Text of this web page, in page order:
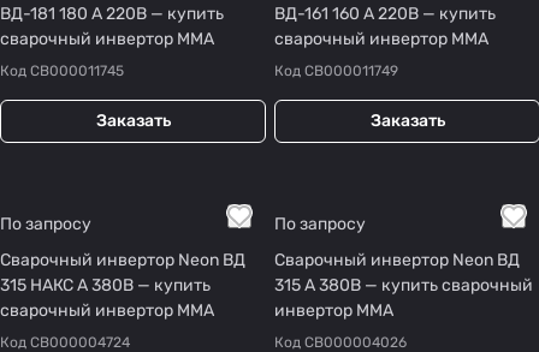
ВД-181 180 А 220В — купить
сварочный инвертор MMA
Код СВ000011745
Заказать
ВД-161 160 А 220В — купить
сварочный инвертор MMA
Код СВ000011749
Заказать
По запросу
Сварочный инвертор Neon ВД
315 НАКС А 380В — купить
сварочный инвертор MMA
Код СВ000004724
По запросу
Сварочный инвертор Neon ВД
315 А 380В — купить сварочный
инвертор MMA
Код СВ000004026